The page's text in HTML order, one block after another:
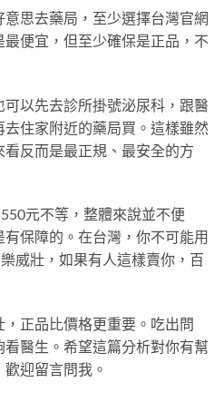
思去藥局，至少選擇台灣官網
便宜，但至少確保是正品，不
以先去診所掛號泌尿科，跟醫
住家附近的藥局買。這樣雖然
反而是最正規、最安全的方
元不等，整體來說並不便
保障的。在台灣，你不可能用
威壯，如果有人這樣賣你，百
正品比價格更重要。吃出問
醫生。希望這篇分析對你有幫
迎留言問我。